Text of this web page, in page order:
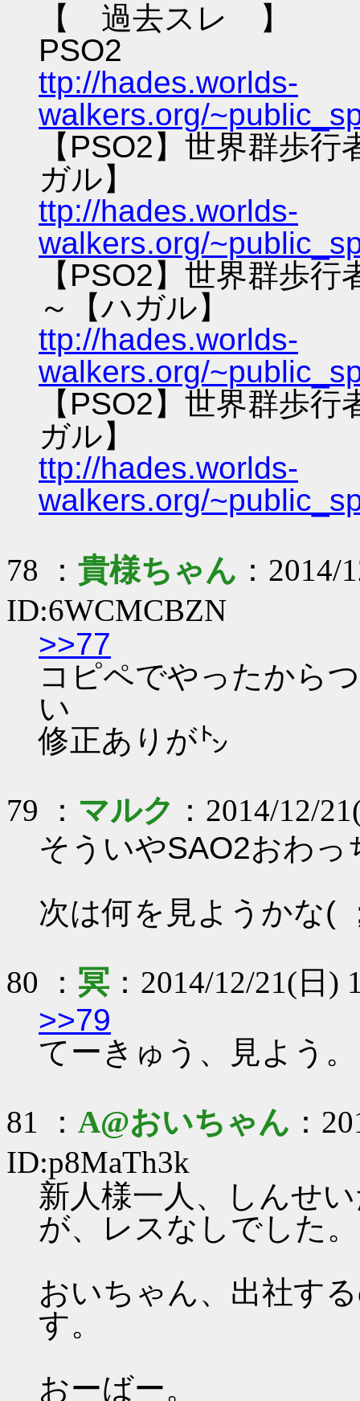
【 過去スレ 】
PSO2
ttp://hades.worlds-
walkers.org/
【PSO2】世界群歩
ガル】
ttp://hades.worlds-
walkers.org/
【PSO2】世界群歩
～【ハガル】
ttp://hades.worlds-
walkers.org/
【PSO2】世界群歩
ガル】
ttp://hades.worlds-
walkers.org/
78 ： 貴様ちゃん ：2014/
ID:6WCMCBZN
>>77
コピペでやったから
い
修正ありが㌧
79 ： マルク ：2014/12/
そういやSAO2おわっ
次は何を見ようかな(
80 ： 冥 ：2014/12/21(日
>>79
てーきゅう、見よう。
81 ： A@おいちゃん ：
ID:p8MaTh3k
新人様一人、しんせ
が、レスなしでした。
おいちゃん、出社す
す。
おーばー。